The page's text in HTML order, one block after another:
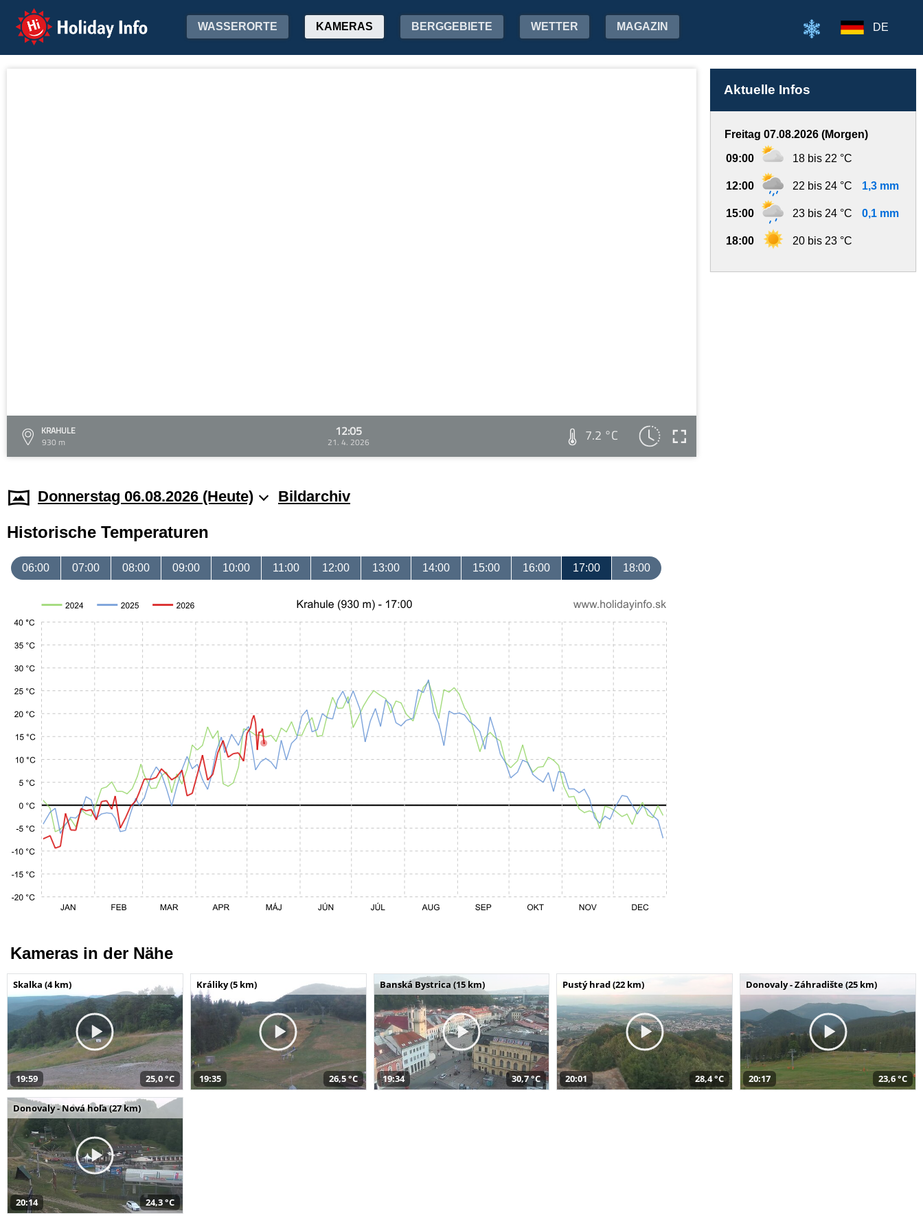
Holiday Info WASSERORTE KAMERAS BERGGEBIETE WETTER MAGAZIN DE
KRAHULE
930 m
12:05
21. 4. 2026 7.2 °C
Aktuelle Infos
Freitag 07.08.2026 (Morgen)
09:00 18 bis 22 °C
12:00 22 bis 24 °C 1,3 mm
15:00 23 bis 24 °C 0,1 mm
18:00 20 bis 23 °C
Donnerstag 06.08.2026 (Heute) Bildarchiv
Historische Temperaturen
06:00 07:00 08:00 09:00 10:00 11:00 12:00 13:00 14:00 15:00 16:00 17:00 18:00
Kameras in der Nähe
Skalka (4 km)
19:59 25,0 °C
Králiky (5 km)
19:35 26,5 °C
Banská Bystrica (15 km)
19:34 30,7 °C
Pustý hrad (22 km)
20:01 28,4 °C
Donovaly - Záhradište (25 km)
20:17 23,6 °C
Donovaly - Nová hoľa (27 km)
20:14 24,3 °C